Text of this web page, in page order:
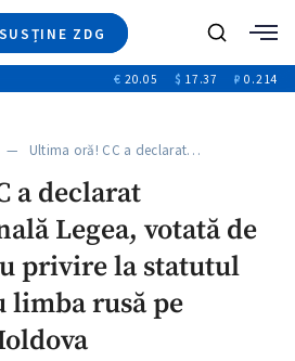
SUSȚINE ZDG
Ştiri
Special
ZdGust
€ 20.05 $ 17.37 ₽ 0.214
— Ultima oră! CC a declarat…
a declarat
Legea, votată de
privire la statutul
limba rusă pe